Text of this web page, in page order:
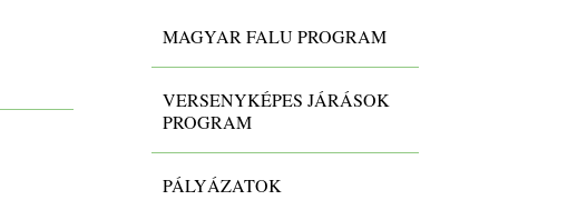
MAGYAR FALU PROGRAM
VERSENYKÉPES JÁRÁSOK
PROGRAM
PÁLYÁZATOK